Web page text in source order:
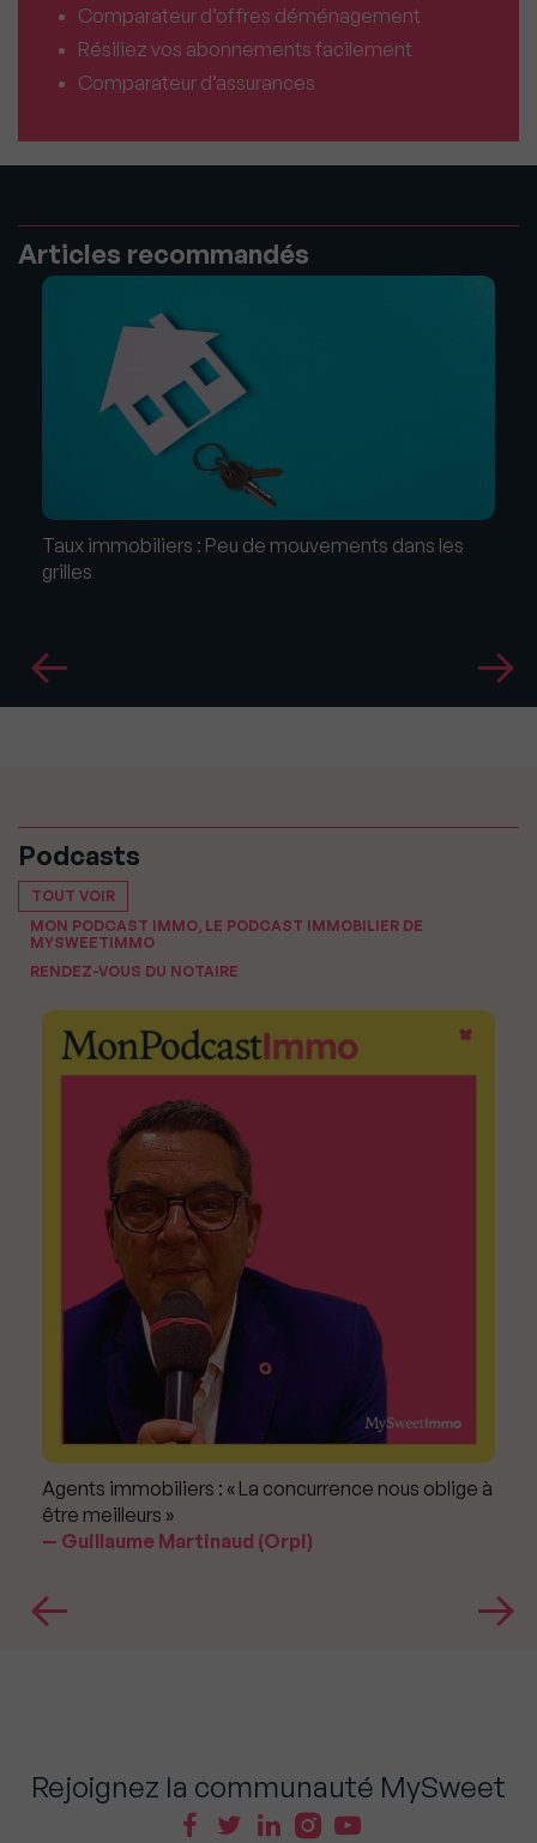
Comparateur d’offres déménagement
Résiliez vos abonnements facilement
Comparateur d’assurances
Articles recommandés
Taux immobiliers : Peu de mouvements dans les
grilles
Podcasts
TOUT VOIR
MON PODCAST IMMO, LE PODCAST IMMOBILIER DE
MYSWEETIMMO
RENDEZ-VOUS DU NOTAIRE
Agents immobiliers : « La concurrence nous oblige à
être meilleurs »
Guillaume Martinaud (Orpi)
Rejoignez la communauté MySweet